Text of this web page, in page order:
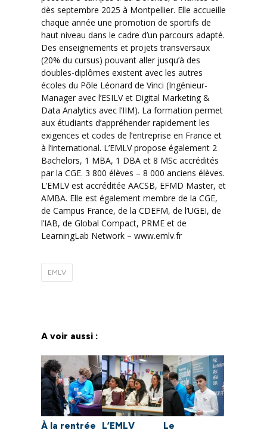
dès septembre 2025 à Montpellier. Elle accueille
chaque année une promotion de sportifs de
haut niveau dans le cadre d’un parcours adapté.
Des enseignements et projets transversaux
(20% du cursus) pouvant aller jusqu’à des
doubles-diplômes existent avec les autres
écoles du Pôle Léonard de Vinci (Ingénieur-
Manager avec l’ESILV et Digital Marketing &
Data Analytics avec l’IIM). La formation permet
aux étudiants d’appréhender rapidement les
exigences et codes de l’entreprise en France et
à l’international. L’EMLV propose également 2
Bachelors, 1 MBA, 1 DBA et 8 MSc accrédités
par la CGE. 3 800 élèves – 8 000 anciens élèves.
L’EMLV est accréditée AACSB, EFMD Master, et
AMBA. Elle est également membre de la CGE,
de Campus France, de la CDEFM, de l’UGEI, de
l’IAB, de Global Compact, PRME et de
LearningLab Network – www.emlv.fr
EMLV
A voir aussi :
À la rentrée
L’EMLV
Le